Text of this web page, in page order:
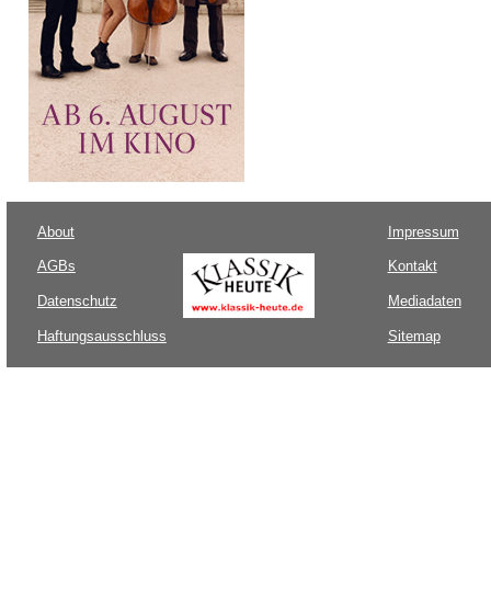
About
AGBs
Datenschutz
Haftungsausschluss
Impressum
Kontakt
Mediadaten
Sitemap